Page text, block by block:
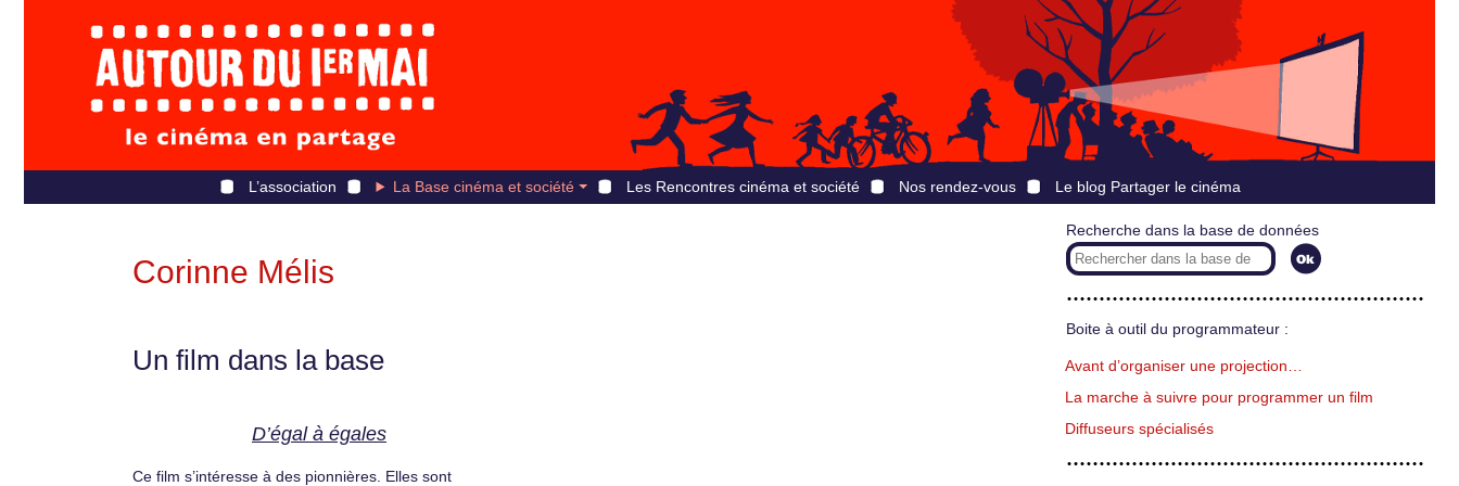
L’association La Base cinéma et société Les Rencontres cinéma et société Nos rendez-vous Le blog Partager le cinéma
Corinne Mélis
Un film dans la base
D’égal à égales
Ce film s’intéresse à des pionnières. Elles sont
Recherche dans la base de données
Boite à outil du programmateur :
Avant d’organiser une projection…
La marche à suivre pour programmer un film
Diffuseurs spécialisés